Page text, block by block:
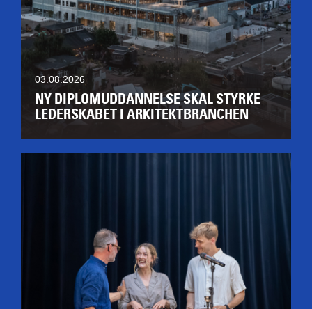
03.08.2026
NY DIPLOMUDDANNELSE SKAL STYRKE
LEDERSKABET I ARKITEKTBRANCHEN